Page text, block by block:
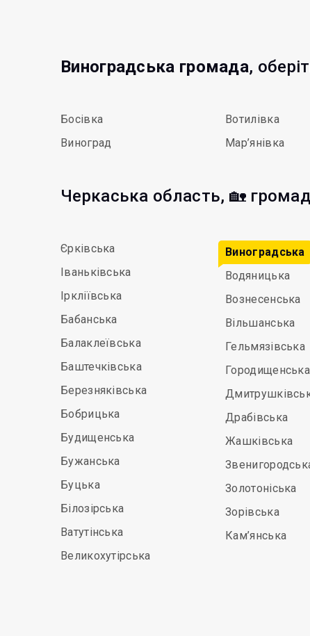
Виноградська громада,
Босівка
Виноград
Вотилівка
Мар’янівка
Черкаська область, 🏡
Єрківська
Іваньківська
Іркліївська
Бабанська
Балаклеївська
Баштечківська
Березняківська
Бобрицька
Будищенська
Бужанська
Буцька
Білозірська
Ватутінська
Великохутірська
Виноградська
Водяницька
Вознесенська
Вільшанська
Гельмязівська
Городищенська
Драбівська
Жашківська
Золотоніська
Зорівська
Кам’янська